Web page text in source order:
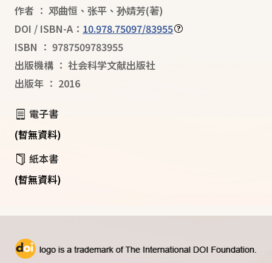
作者 ： 邓曲恒 、 张平 、 孙婧芳(著)
DOI / ISBN-A： 10.978.75097/83955
ISBN ： 9787509783955
出版機構 ： 社会科学文献出版社
出版年 ： 2016
電子書
(暫無資料)
紙本書
(暫無資料)